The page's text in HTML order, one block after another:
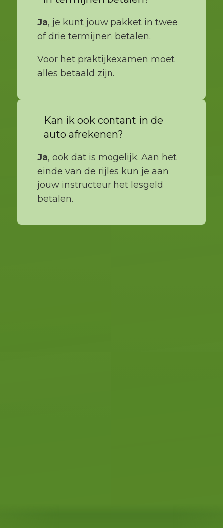
Ja, je kunt jouw pakket in twee
of drie termijnen betalen.
Voor het praktijkexamen moet
alles betaald zijn.
Kan ik ook contant in de
auto afrekenen?
Ja, ook dat is mogelijk. Aan het
einde van de rijles kun je aan
jouw instructeur het lesgeld
betalen.